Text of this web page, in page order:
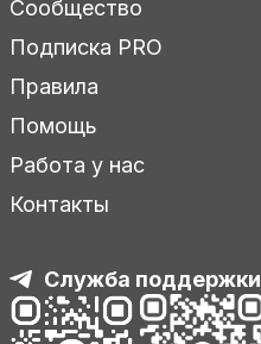
Сообщество
Подписка PRO
Правила
Помощь
Работа у нас
Контакты
Служба поддержки